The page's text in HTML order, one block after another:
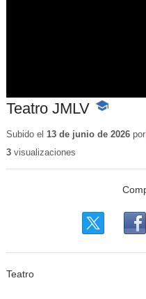
Teatro JMLV -
educativo
Subido el 13 de junio de 2026por
3visualizaciones
Teatro